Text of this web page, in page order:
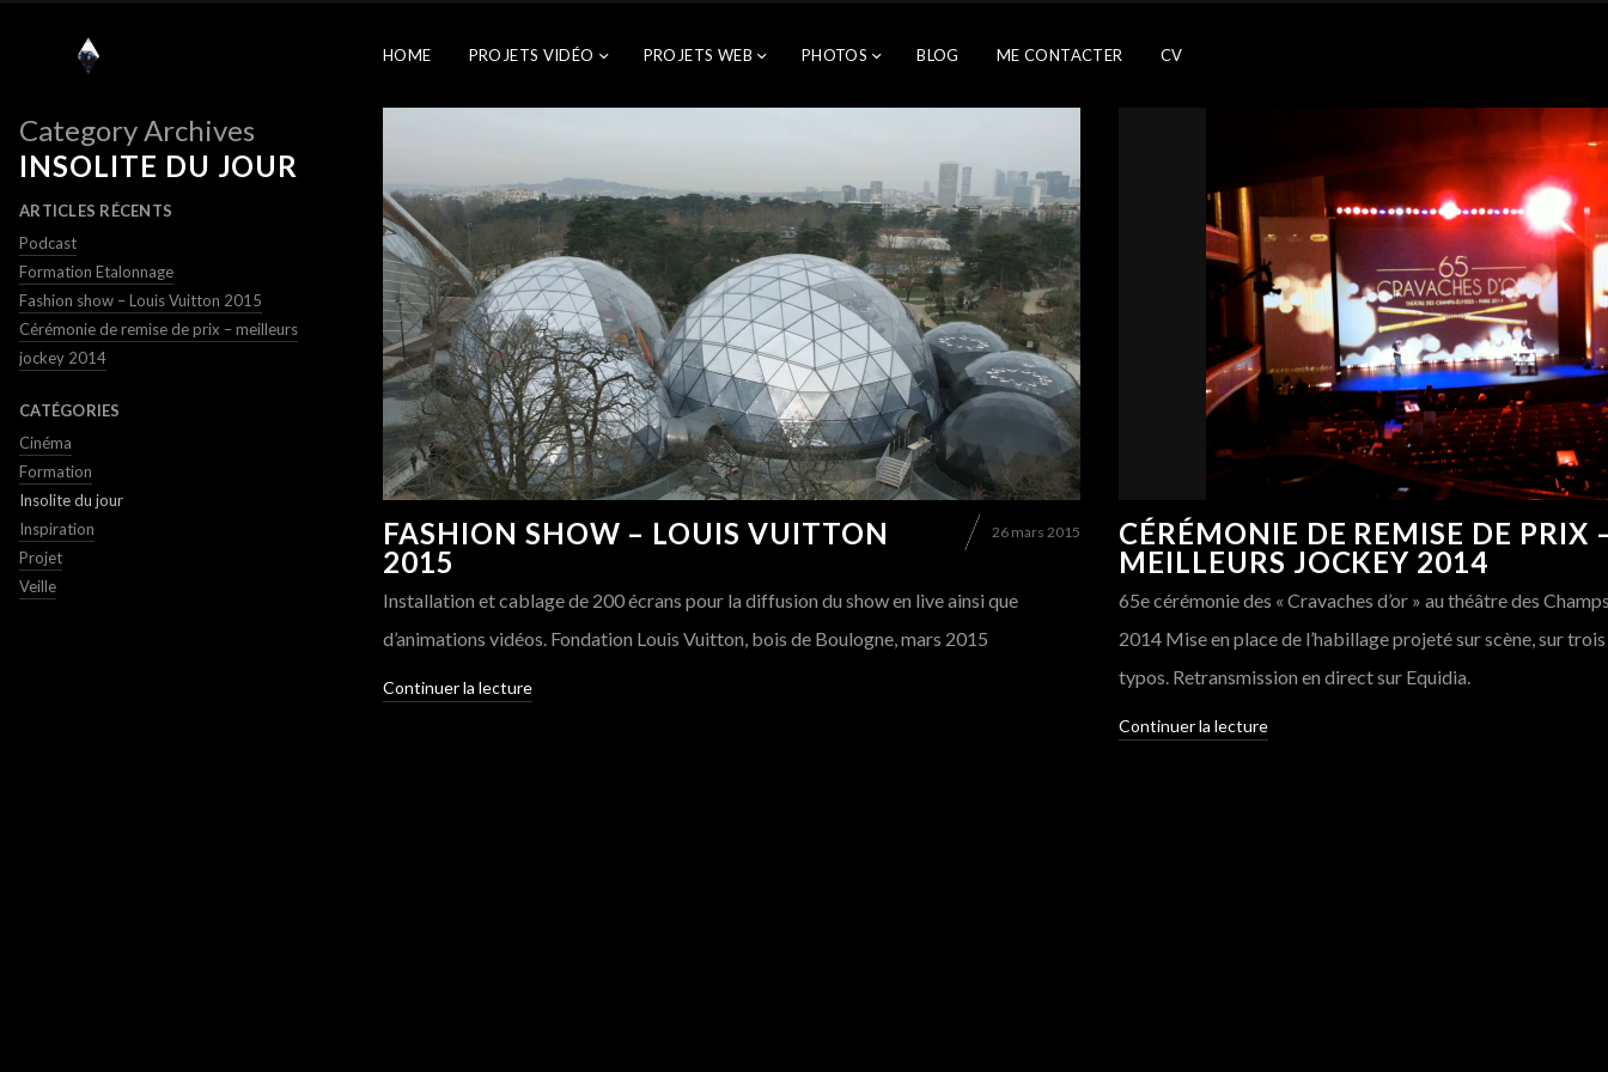
HOME PROJETS VIDÉO PROJETS WEB PHOTOS BLOG ME CONTACTER CV
FASHION SHOW – LOUIS VUITTON
2015
26 mars 2015
Installation et cablage de 200 écrans pour la diffusion du show en live ainsi que
d’animations vidéos. Fondation Louis Vuitton, bois de Boulogne, mars 2015
Continuer la lecture
CÉRÉMONIE DE REMISE DE PRIX
MEILLEURS JOCKEY 2014
65e cérémonie des « Cravaches d’or » au théâtre des
2014 Mise en place de l’habillage projeté sur scène, sur
typos. Retransmission en direct sur Equidia.
Continuer la lecture
Category Archives
INSOLITE DU JOUR
ARTICLES RÉCENTS
Podcast
Formation Etalonnage
Fashion show – Louis Vuitton 2015
Cérémonie de remise de prix – meilleurs
jockey 2014
CATÉGORIES
Cinéma
Formation
Insolite du jour
Inspiration
Projet
Veille